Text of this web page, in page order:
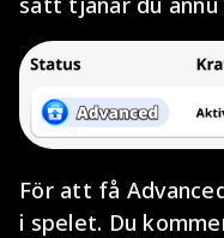
För att få
i spelet. Du